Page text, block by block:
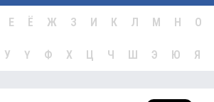
Е Ё Ж З И К Л М Н О
У Ү Ф Х Ц Ч Ш Э Ю Я